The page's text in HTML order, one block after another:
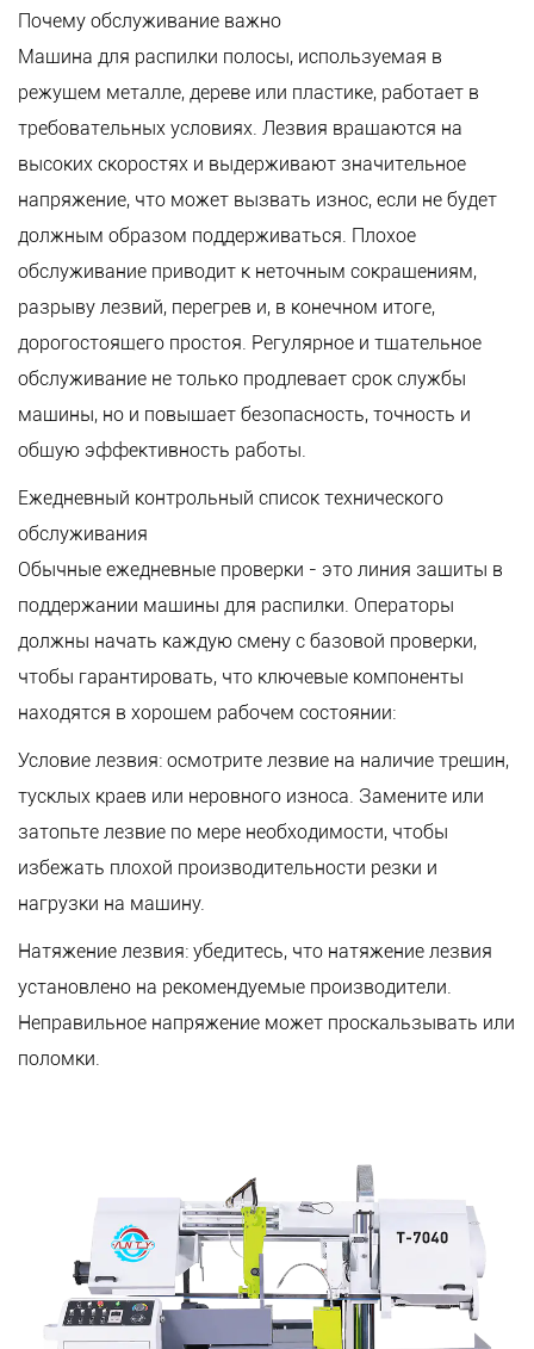
Почему обслуживание важно
Машина для распилки полосы, используемая в
режущем металле, дереве или пластике, работает в
требовательных условиях. Лезвия вращаются на
высоких скоростях и выдерживают значительное
напряжение, что может вызвать износ, если не будет
должным образом поддерживаться. Плохое
обслуживание приводит к неточным сокращениям,
разрыву лезвий, перегрев и, в конечном итоге,
дорогостоящего простоя. Регулярное и тщательное
обслуживание не только продлевает срок службы
машины, но и повышает безопасность, точность и
общую эффективность работы.
Ежедневный контрольный список технического
обслуживания
Обычные ежедневные проверки - это линия защиты в
поддержании машины для распилки. Операторы
должны начать каждую смену с базовой проверки,
чтобы гарантировать, что ключевые компоненты
находятся в хорошем рабочем состоянии:
Условие лезвия: осмотрите лезвие на наличие трещин,
тусклых краев или неровного износа. Замените или
затопьте лезвие по мере необходимости, чтобы
избежать плохой производительности резки и
нагрузки на машину.
Натяжение лезвия: убедитесь, что натяжение лезвия
установлено на рекомендуемые производители.
Неправильное напряжение может проскальзывать или
поломки.